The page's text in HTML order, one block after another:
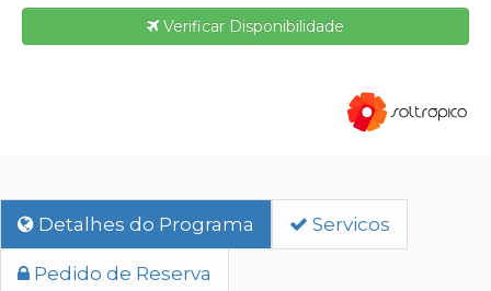
Verificar Disponibilidade
Detalhes do Programa Servicos
Pedido de Reserva